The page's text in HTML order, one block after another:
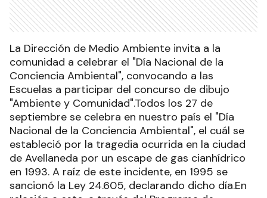
La Dirección de Medio Ambiente invita a la
comunidad a celebrar el "Día Nacional de la
Conciencia Ambiental", convocando a las
Escuelas a participar del concurso de dibujo
"Ambiente y Comunidad".Todos los 27 de
septiembre se celebra en nuestro país el "Día
Nacional de la Conciencia Ambiental", el cuál se
estableció por la tragedia ocurrida en la ciudad
de Avellaneda por un escape de gas cianhídrico
en 1993. A raíz de este incidente, en 1995 se
sancionó la Ley 24.605, declarando dicho día.En